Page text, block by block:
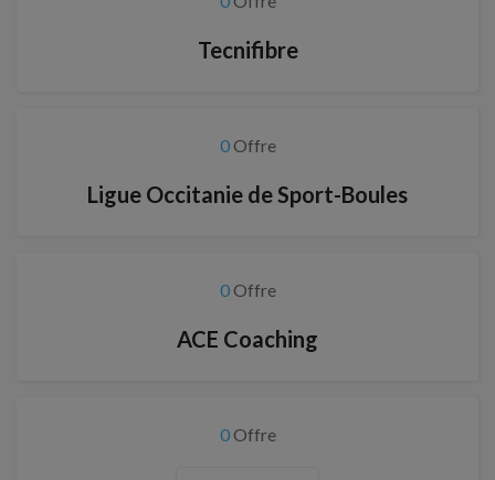
Tecnifibre
0Offre
Ligue Occitanie de Sport-Boules
0Offre
ACE Coaching
0Offre